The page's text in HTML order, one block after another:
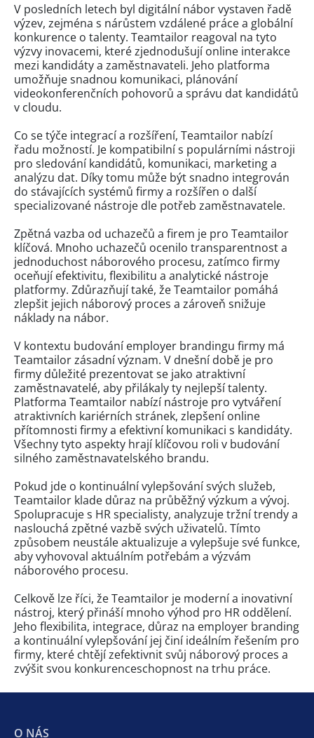
V posledních letech byl digitální nábor vystaven řadě
výzev, zejména s nárůstem vzdálené práce a globální
konkurence o talenty. Teamtailor reagoval na tyto
výzvy inovacemi, které zjednodušují online interakce
mezi kandidáty a zaměstnavateli. Jeho platforma
umožňuje snadnou komunikaci, plánování
videokonferenčních pohovorů a správu dat kandidátů
v cloudu.
Co se týče integrací a rozšíření, Teamtailor nabízí
řadu možností. Je kompatibilní s populárními nástroji
pro sledování kandidátů, komunikaci, marketing a
analýzu dat. Díky tomu může být snadno integrován
do stávajících systémů firmy a rozšířen o další
specializované nástroje dle potřeb zaměstnavatele.
Zpětná vazba od uchazečů a firem je pro Teamtailor
klíčová. Mnoho uchazečů ocenilo transparentnost a
jednoduchost náborového procesu, zatímco firmy
oceňují efektivitu, flexibilitu a analytické nástroje
platformy. Zdůrazňují také, že Teamtailor pomáhá
zlepšit jejich náborový proces a zároveň snižuje
náklady na nábor.
V kontextu budování employer brandingu firmy má
Teamtailor zásadní význam. V dnešní době je pro
firmy důležité prezentovat se jako atraktivní
zaměstnavatelé, aby přilákaly ty nejlepší talenty.
Platforma Teamtailor nabízí nástroje pro vytváření
atraktivních kariérních stránek, zlepšení online
přítomnosti firmy a efektivní komunikaci s kandidáty.
Všechny tyto aspekty hrají klíčovou roli v budování
silného zaměstnavatelského brandu.
Pokud jde o kontinuální vylepšování svých služeb,
Teamtailor klade důraz na průběžný výzkum a vývoj.
Spolupracuje s HR specialisty, analyzuje tržní trendy a
naslouchá zpětné vazbě svých uživatelů. Tímto
způsobem neustále aktualizuje a vylepšuje své funkce,
aby vyhovoval aktuálním potřebám a výzvám
náborového procesu.
Celkově lze říci, že Teamtailor je moderní a inovativní
nástroj, který přináší mnoho výhod pro HR oddělení.
Jeho flexibilita, integrace, důraz na employer branding
a kontinuální vylepšování jej činí ideálním řešením pro
firmy, které chtějí zefektivnit svůj náborový proces a
zvýšit svou konkurenceschopnost na trhu práce.
O NÁS